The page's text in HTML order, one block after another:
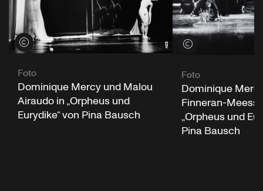
Credits öffnen
Foto
Dominique Mercy und Malou
Airaudo in „Orpheus und
Eurydike“ von Pina Bausch
Credits öffnen
Foto
Dominique
Finneran-
„Orpheus und
Pina Bausch